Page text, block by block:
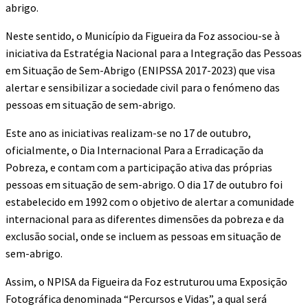
abrigo.
Neste sentido, o Município da Figueira da Foz associou-se à
iniciativa da Estratégia Nacional para a Integração das Pessoas
em Situação de Sem-Abrigo (ENIPSSA 2017-2023) que visa
alertar e sensibilizar a sociedade civil para o fenómeno das
pessoas em situação de sem-abrigo.
Este ano as iniciativas realizam-se no 17 de outubro,
oficialmente, o Dia Internacional Para a Erradicação da
Pobreza, e contam com a participação ativa das próprias
pessoas em situação de sem-abrigo. O dia 17 de outubro foi
estabelecido em 1992 com o objetivo de alertar a comunidade
internacional para as diferentes dimensões da pobreza e da
exclusão social, onde se incluem as pessoas em situação de
sem-abrigo.
Assim, o NPISA da Figueira da Foz estruturou uma Exposição
Fotográfica denominada “Percursos e Vidas”, a qual será